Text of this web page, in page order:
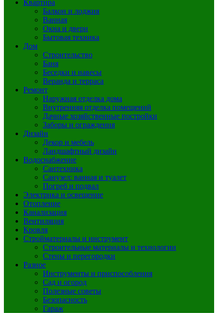
Квартира
Балкон и лоджия
Ванная
Окна и двери
Бытовая техника
Дом
Строительство
Баня
Беседки и навесы
Веранда и терраса
Ремонт
Наружная отделка дома
Внутренняя отделка помещений
Дачные хозяйственные постройки
Заборы и ограждения
Дизайн
Декор и мебель
Ландшафтный дизайн
Водоснабжение
Сантехника
Санузел: ванная и туалет
Погреб и подвал
Электрика и освещение
Отопление
Канализация
Вентиляция
Кровля
Стройматериалы и инструмент
Строительные материалы и технологии
Стены и перегородки
Разное
Инструменты и приспособления
Сад и огород
Полезные советы
Безопасность
Гараж